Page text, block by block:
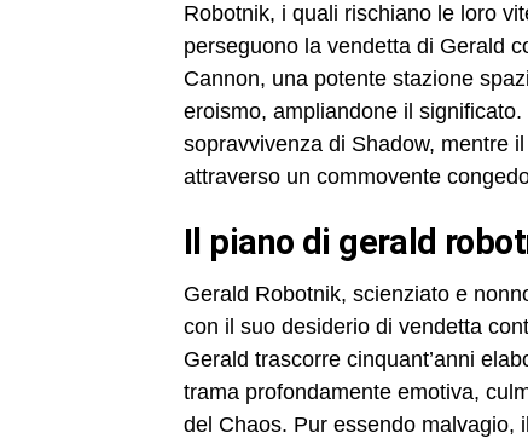
Robotnik, i quali rischiano le loro
perseguono la vendetta di Gerald
Cannon, una potente stazione
eroismo, ampliandone il
sopravvivenza di Shadow, mentre
attraverso un commovente
il piano di gerald
Gerald Robotnik, scienziato e
con il suo desiderio di vendetta
Gerald trascorre cinquant’anni
trama profondamente emotiva,
del Chaos. Pur essendo malvagio,